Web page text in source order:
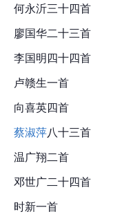
何永沂三十四首
廖国华二十三首
李国明四十四首
卢赣生一首
向喜英四首
蔡淑萍八十三首
温广翔二首
邓世广二十四首
时新一首